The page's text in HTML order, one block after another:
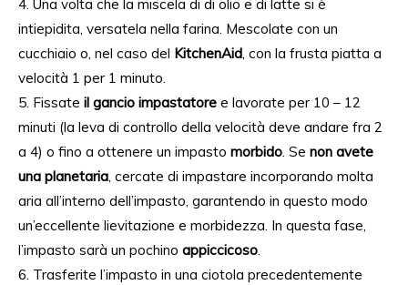
4. Una volta che la miscela di di olio e di latte si è
intiepidita, versatela nella farina. Mescolate con un
cucchiaio o, nel caso del KitchenAid, con la frusta piatta a
velocità 1 per 1 minuto.
5. Fissate il gancio impastatore e lavorate per 10 – 12
minuti (la leva di controllo della velocità deve andare fra 2
a 4) o fino a ottenere un impasto morbido. Se non avete
una planetaria, cercate di impastare incorporando molta
aria all’interno dell’impasto, garantendo in questo modo
un’eccellente lievitazione e morbidezza. In questa fase,
l’impasto sarà un pochino appiccicoso.
6. Trasferite l’impasto in una ciotola precedentemente